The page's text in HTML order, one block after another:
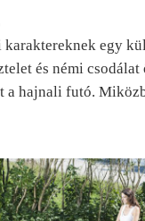
karaktereknek egy
és némi csodálat
a hajnali futó.